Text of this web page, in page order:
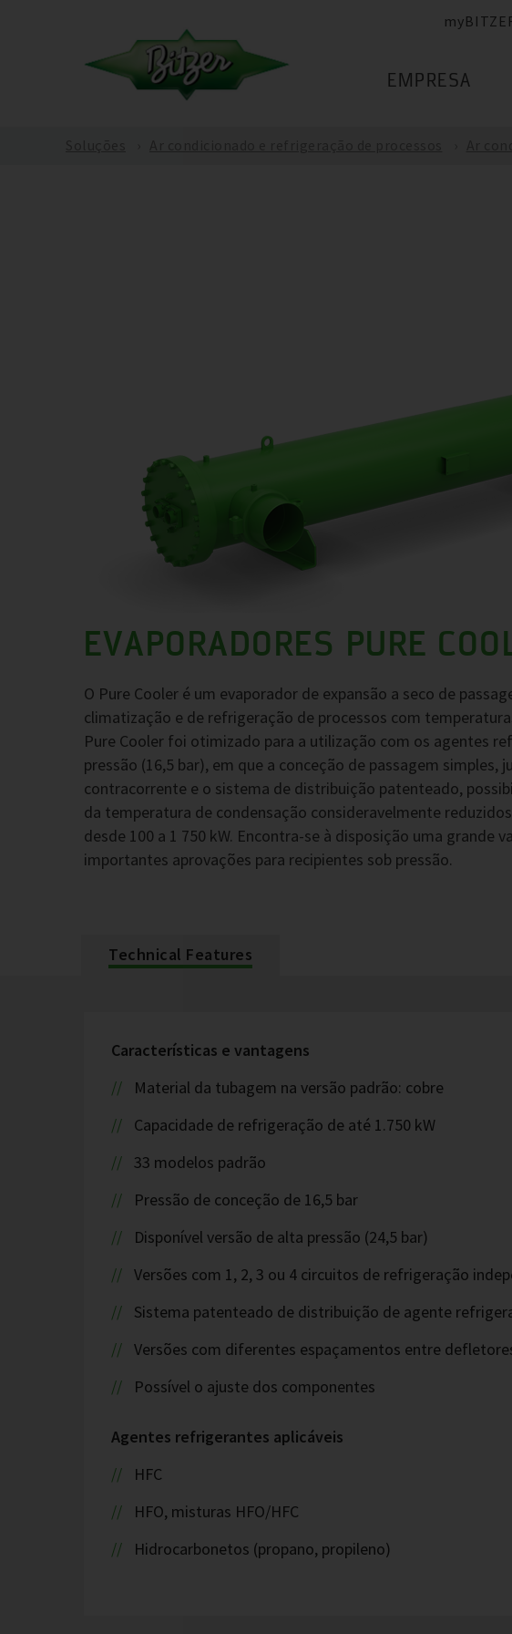
EMPRESA
EVAPORADORES PURE
O Pure Cooler é um evaporador de expansão a seco de
climatização e de refrigeração de processos com
Pure Cooler foi otimizado para a utilização com os agentes
pressão (16,5 bar), em que a conceção de passagem
contracorrente e o sistema de distribuição patenteado,
da temperatura de condensação consideravelmente
desde 100 a 1 750 kW. Encontra-se à disposição uma grande
importantes aprovações para recipientes sob pressão.
Technical Features
Características e vantagens
Material da tubagem na versão padrão: cobre
Capacidade de refrigeração de até 1.750 kW
33 modelos padrão
Pressão de conceção de 16,5 bar
Disponível versão de alta pressão (24,5 bar)
Versões com 1, 2, 3 ou 4 circuitos de refrigeração
Sistema patenteado de distribuição de agente
Versões com diferentes espaçamentos entre
Possível o ajuste dos componentes
Agentes refrigerantes aplicáveis
HFC
HFO, misturas HFO/HFC
Hidrocarbonetos (propano, propileno)